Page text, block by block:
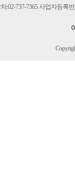
737-7365 사업자등록